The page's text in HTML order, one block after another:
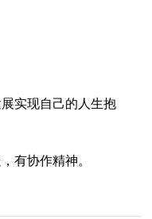
实现自己的人生抱
有协作精神。